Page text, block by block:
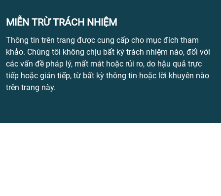
MIỄN TRỪ TRÁCH NHIỆM
Thông tin trên trang được cung cấp cho mục đích tham
khảo. Chúng tôi không chịu bất kỳ trách nhiệm nào, đối với
các vấn đề pháp lý, mất mát hoặc rủi ro, do hậu quả trực
tiếp hoặc gián tiếp, từ bất kỳ thông tin hoặc lời khuyên nào
trên trang này.